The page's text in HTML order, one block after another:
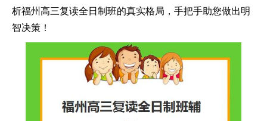
析福州高三复读全日制班的真实格局，手把手助您做出明
智决策！